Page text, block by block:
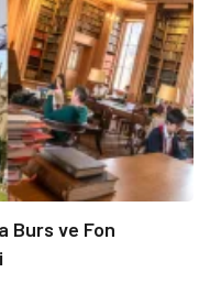
Burs ve Fon